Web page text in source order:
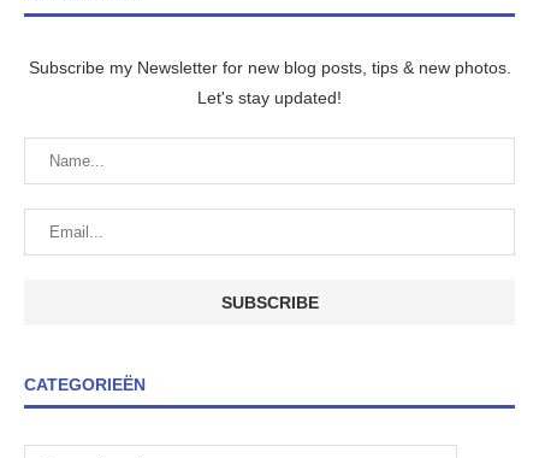
Subscribe my Newsletter for new blog posts, tips & new photos.
Let's stay updated!
CATEGORIEËN